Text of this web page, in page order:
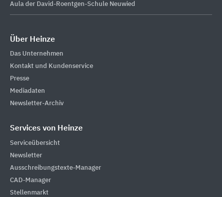
Aula der David-Roentgen-Schule Neuwied
Über Heinze
Das Unternehmen
Kontakt und Kundenservice
Presse
Mediadaten
Newsletter-Archiv
Services von Heinze
Serviceübersicht
Newsletter
Ausschreibungstexte-Manager
CAD-Manager
Stellenmarkt